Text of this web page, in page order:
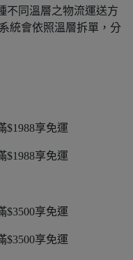
不同溫層之物流運送方
統會依照溫層拆單，分
$1988享免運
$1988享免運
$3500享免運
$3500享免運